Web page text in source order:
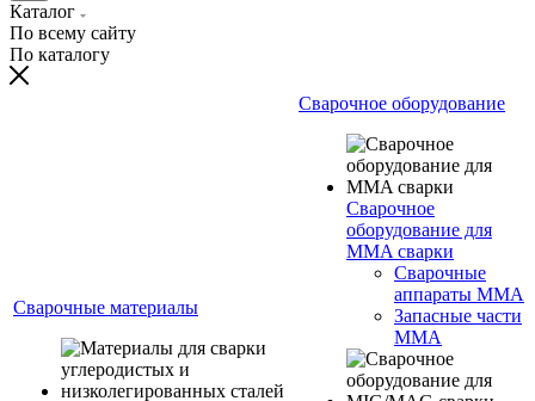
Каталог
По всему сайту
По каталогу
Сварочные материалы
Сварочное оборудование
Сварочное
оборудование для
MMA сварки
Сварочные
аппараты MMA
Запасные части
MMA